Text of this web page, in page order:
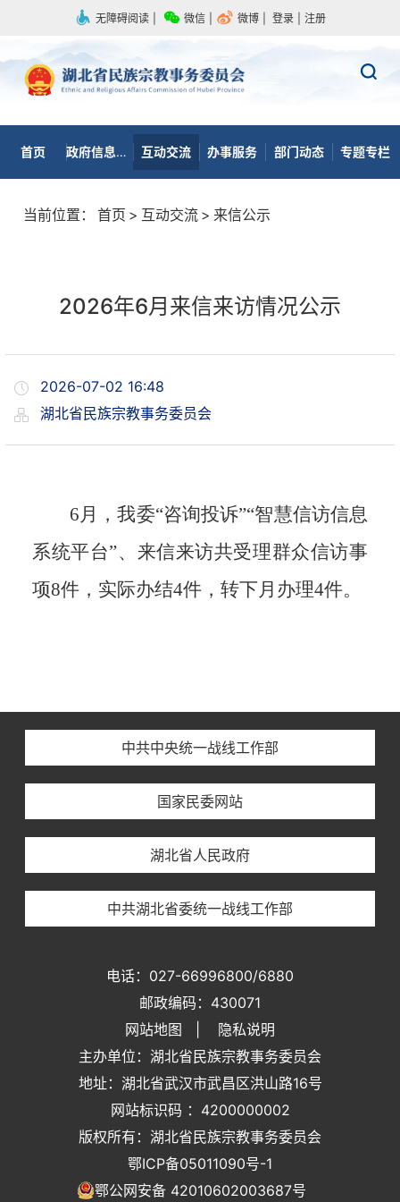
无障碍阅读 微信 微博 登录 注册
首页 政府信息公开 互动交流 办事服务 部门动态 专题专栏
当前位置： 首页 > 互动交流 > 来信公示
2026年6月来信来访情况公示
2026-07-02 16:48
湖北省民族宗教事务委员会
6月，我委“咨询投诉”“智慧信访信息
系统平台”、来信来访共受理群众信访事
项8件，实际办结4件，转下月办理4件。
中共中央统一战线工作部
国家民委网站
湖北省人民政府
中共湖北省委统一战线工作部
电话：027-66996800/6880
邮政编码：430071
网站地图
隐私说明
主办单位：湖北省民族宗教事务委员会
地址：湖北省武汉市武昌区洪山路16号
网站标识码 ：4200000002
版权所有：湖北省民族宗教事务委员会
鄂ICP备05011090号-1
鄂公网安备 42010602003687号